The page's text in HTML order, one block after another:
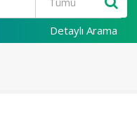
Detaylı Arama